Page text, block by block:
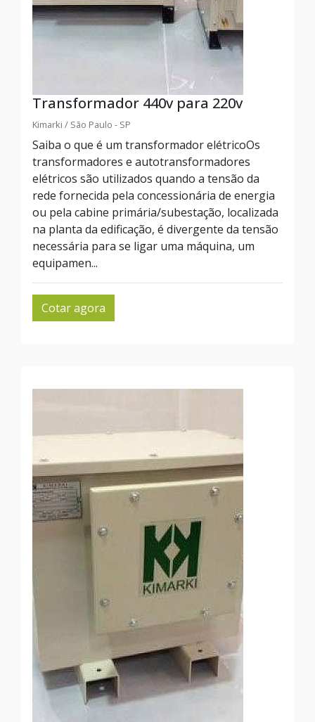
Transformador 440v para 220v
Kimarki / São Paulo - SP
Saiba o que é um transformador elétricoOs
transformadores e autotransformadores
elétricos são utilizados quando a tensão da
rede fornecida pela concessionária de energia
ou pela cabine primária/subestação, localizada
na planta da edificação, é divergente da tensão
necessária para se ligar uma máquina, um
equipamen...
Cotar agora